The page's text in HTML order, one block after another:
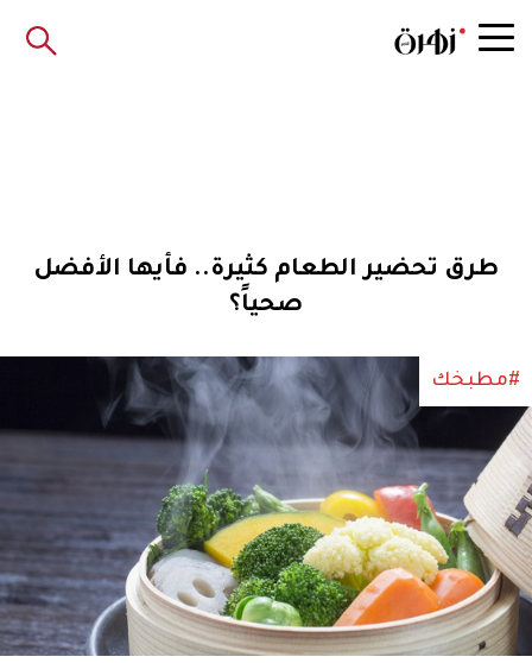
طرق تحضير الطعام كثيرة.. فأيها الأفضل
صحياً؟
#مطبخك